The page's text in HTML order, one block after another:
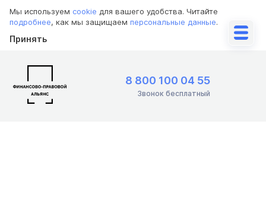
Мы используем cookie для вашего удобства. Читайте
подробнее, как мы защищаем персональные данные.
Принять
8 800 100 04 55
Звонок бесплатный